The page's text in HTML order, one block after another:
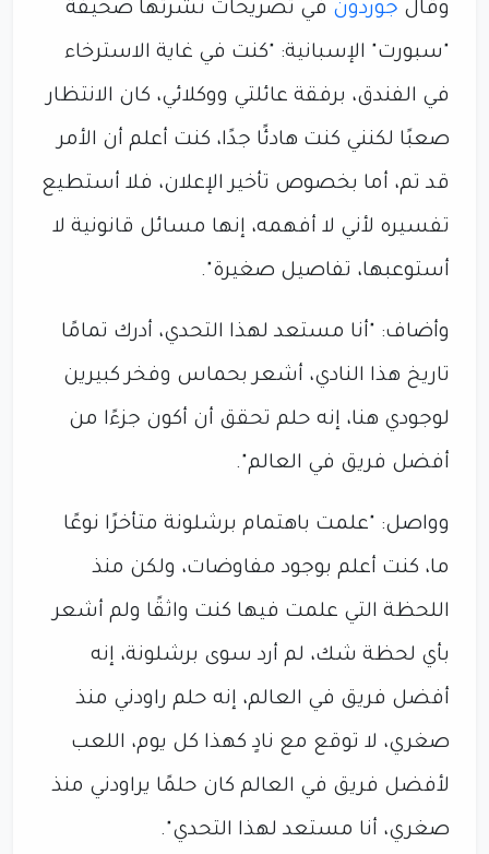
وقال جوردون في تصريحات نشرتها صحيفة
"سبورت" الإسبانية: "كنت في غاية الاسترخاء
في الفندق، برفقة عائلتي ووكلائي، كان الانتظار
صعبًا لكنني كنت هادئًا جدًا، كنت أعلم أن الأمر
قد تم، أما بخصوص تأخير الإعلان، فلا أستطيع
تفسيره لأني لا أفهمه، إنها مسائل قانونية لا
أستوعبها، تفاصيل صغيرة".
وأضاف: "أنا مستعد لهذا التحدي، أدرك تمامًا
تاريخ هذا النادي، أشعر بحماس وفخر كبيرين
لوجودي هنا، إنه حلم تحقق أن أكون جزءًا من
أفضل فريق في العالم".
وواصل: "علمت باهتمام برشلونة متأخرًا نوعًا
ما، كنت أعلم بوجود مفاوضات، ولكن منذ
اللحظة التي علمت فيها كنت واثقًا ولم أشعر
بأي لحظة شك، لم أرد سوى برشلونة، إنه
أفضل فريق في العالم، إنه حلم راودني منذ
صغري، لا توقع مع نادٍ كهذا كل يوم، اللعب
لأفضل فريق في العالم كان حلمًا يراودني منذ
صغري، أنا مستعد لهذا التحدي".